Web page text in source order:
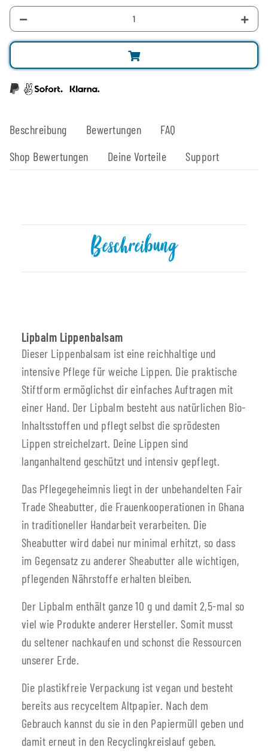
Beschreibung Bewertungen
FAQ
Shop Bewertungen
Deine Vorteile Support
Beschreibung
Lipbalm Lippenbalsam
Dieser Lippenbalsam ist eine reichhaltige und
intensive Pflege für weiche Lippen. Die praktische
Stiftform ermöglichst dir einfaches Auftragen mit
einer Hand. Der Lipbalm besteht aus natürlichen Bio-
Inhaltsstoffen und pflegt selbst die sprödesten
Lippen streichelzart. Deine Lippen sind
langanhaltend geschützt und intensiv gepflegt.
Das Pflegegeheimnis liegt in der unbehandelten Fair
Trade Sheabutter, die Frauenkooperationen in Ghana
in traditioneller Handarbeit verarbeiten. Die
Sheabutter wird dabei nur minimal erhitzt, so dass
im Gegensatz zu anderer Sheabutter alle wichtigen,
pflegenden Nährstoffe erhalten bleiben.
Der Lipbalm enthält ganze 10 g und damit 2,5-mal so
viel wie Produkte anderer Hersteller. Somit musst
du seltener nachkaufen und schonst die Ressourcen
unserer Erde.
Die plastikfreie Verpackung ist vegan und besteht
bereits aus recyceltem Altpapier. Nach dem
Gebrauch kannst du sie in den Papiermüll geben und
damit erneut in den Recyclingkreislauf geben.